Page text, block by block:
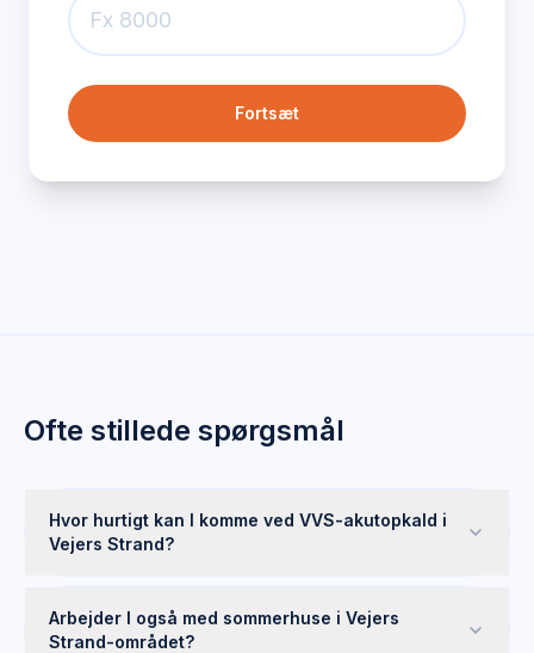
Fortsæt
Ofte stillede spørgsmål
Hvor hurtigt kan I komme ved VVS-akutopkald i
Vejers Strand?
Arbejder I også med sommerhuse i Vejers
Strand-området?